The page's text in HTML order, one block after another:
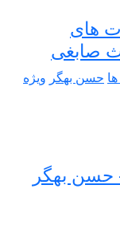
های
صابغی
حسن بهگر ویژه
حسن بهگر